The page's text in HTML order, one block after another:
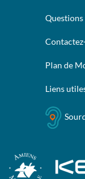
Plan de
Liens